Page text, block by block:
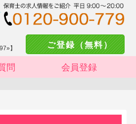
】 ご登録（無料）
問 会員登録